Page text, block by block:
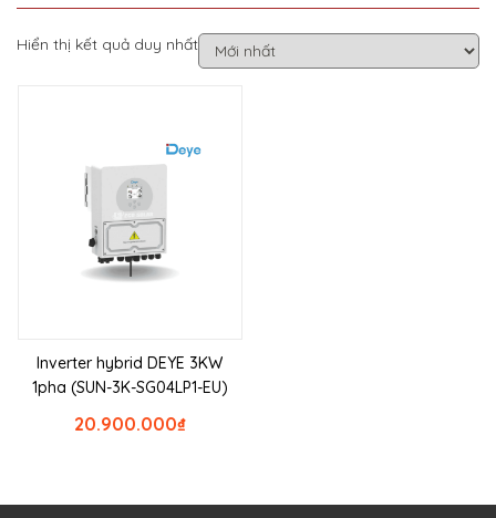
Hiển thị kết quả duy nhất
Inverter hybrid DEYE 3KW
1pha (SUN-3K-SG04LP1-EU)
₫
20.900.000